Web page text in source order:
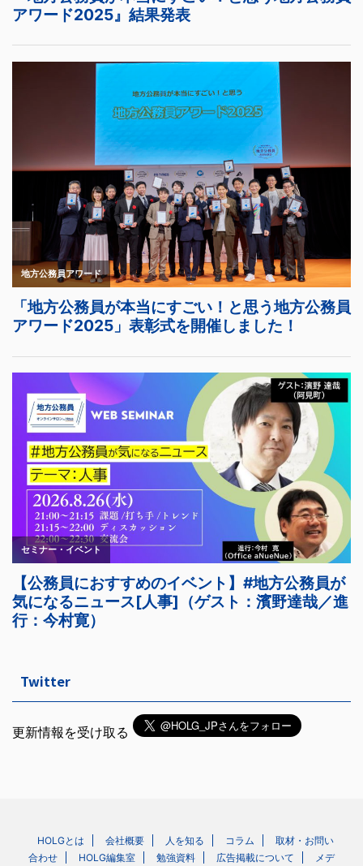
Twitter
更新情報を受け取る
HOLGとは 会社概要 人を知る コラム
取材・お問い
合わせ
HOLG編集室 勉強資料 広告掲載について メデ